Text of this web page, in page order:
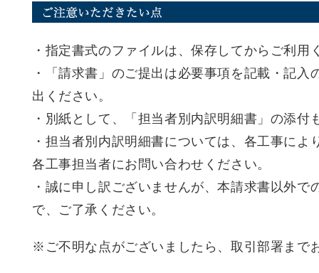
・指定書式のファイルは、保存してからご利用
・「請求書」のご提出は必要事項を記載・記
出ください。
・別紙として、「担当者別内訳明細書」の添付
・担当者別内訳明細書については、各工事に
各工事担当者にお問い合わせください。
・誠に申し訳ございませんが、本請求書以外
で、ご了承ください。
※ご不明な点がございましたら、取引部署まで